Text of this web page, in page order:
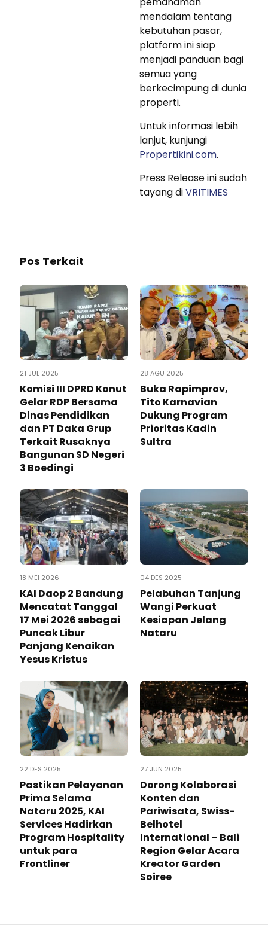
mendalam tentang
kebutuhan pasar,
platform ini siap
menjadi panduan bagi
semua yang
berkecimpung di dunia
properti.
Untuk informasi lebih
lanjut, kunjungi
Propertikini.com.
Press Release ini sudah
tayang diVRITIMES
Pos Terkait
21 JUL 2025
Komisi III DPRD Konut
Gelar RDP Bersama
Dinas Pendidikan
dan PT Daka Grup
Terkait Rusaknya
Bangunan SD Negeri
3 Boedingi
28 AGU 2025
Buka Rapimprov,
Tito Karnavian
Dukung Program
Prioritas Kadin
Sultra
18 MEI 2026
KAI Daop 2 Bandung
Mencatat Tanggal
17 Mei 2026 sebagai
Puncak Libur
Panjang Kenaikan
Yesus Kristus
04 DES 2025
Pelabuhan Tanjung
Wangi Perkuat
Kesiapan Jelang
Nataru
22 DES 2025
Pastikan Pelayanan
Prima Selama
Nataru 2025, KAI
Services Hadirkan
Program Hospitality
untuk para
Frontliner
27 JUN 2025
Dorong Kolaborasi
Konten dan
Pariwisata, Swiss-
Belhotel
International – Bali
Region Gelar Acara
Kreator Garden
Soiree